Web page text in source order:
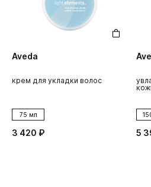
Aveda
крем для укладки волос
75 мл
3 420 ₽ 5